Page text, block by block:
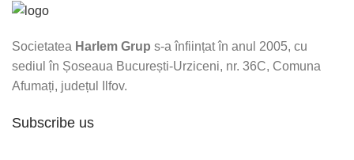
Societatea Harlem Grup s-a înființat în anul 2005, cu
sediul în Șoseaua București-Urziceni, nr. 36C, Comuna
Afumați, județul Ilfov.
Subscribe us